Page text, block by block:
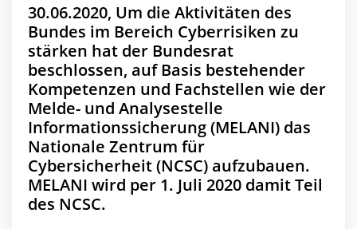
30.06.2020, Um die Aktivitäten des
Bundes im Bereich Cyberrisiken zu
stärken hat der Bundesrat
beschlossen, auf Basis bestehender
Kompetenzen und Fachstellen wie der
Melde- und Analysestelle
Informationssicherung (MELANI) das
Nationale Zentrum für
Cybersicherheit (NCSC) aufzubauen.
MELANI wird per 1. Juli 2020 damit Teil
des NCSC.